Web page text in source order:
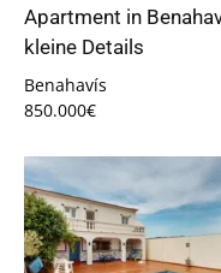
Apartment in
kleine Details
Benahavís
850.000€